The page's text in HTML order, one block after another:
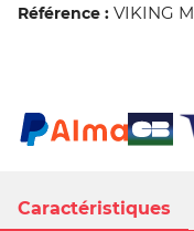
Caractéristiques
Référence : VIKING